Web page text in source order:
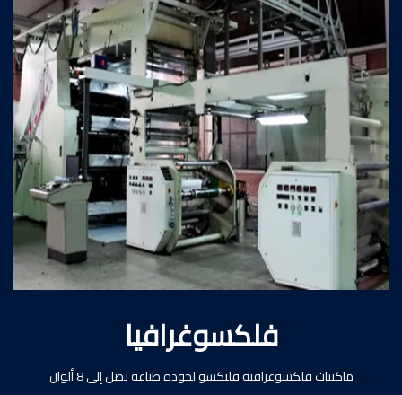
فلكسوغرافيا
ماكينات فلكسوغرافية فليكسو لجودة طباعة تصل إلى 8 ألوان